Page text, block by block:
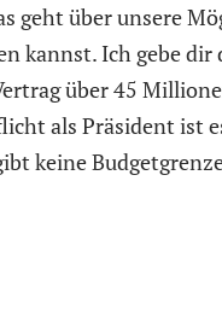
geht über unsere
kannst. Ich gebe dir
über 45
als Präsident ist
keine